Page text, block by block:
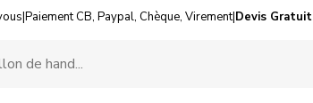
|Paiement CB, Paypal, Chèque, Virement|Devis Gratuit